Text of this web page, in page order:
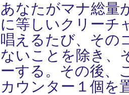
あなたがマナ総量
に等しいクリーチ
唱えるたび、その
ないことを除き、
ーする。その後、
カウンター１個を